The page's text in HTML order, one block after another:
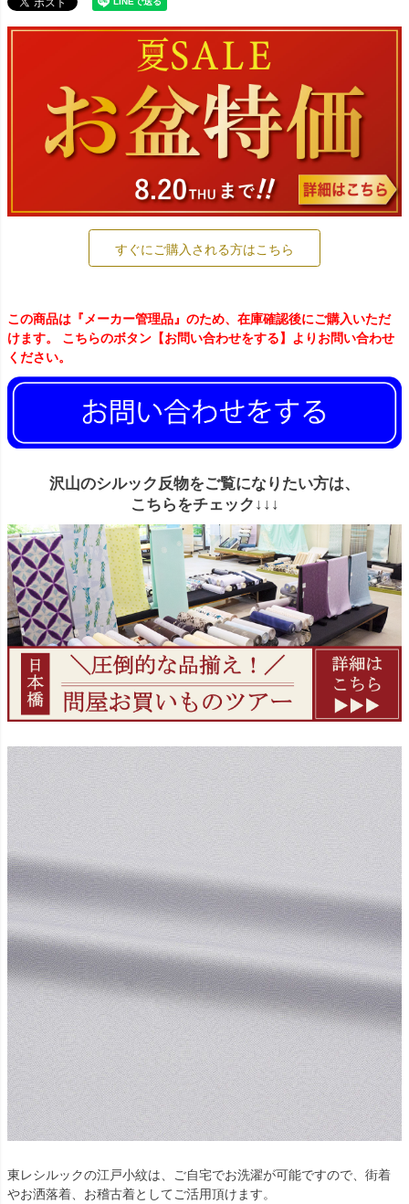
すぐにご購入される方はこちら
この商品は『メーカー管理品』のため、在庫確認後にご購入いただ
けます。 こちらのボタン【お問い合わせをする】よりお問い合わせ
ください。
沢山のシルック反物をご覧になりたい方は、
こちらをチェック↓↓↓
東レシルックの江戸小紋は、ご自宅でお洗濯が可能ですので、街着
やお洒落着、お稽古着としてご活用頂けます。